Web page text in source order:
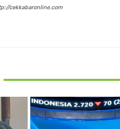
cekkabaronline.com